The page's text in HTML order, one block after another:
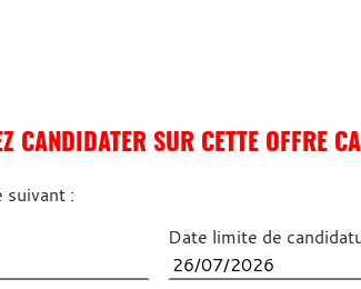
CANDIDATER SUR CETTE OFFRE
suivant :
Date limite de